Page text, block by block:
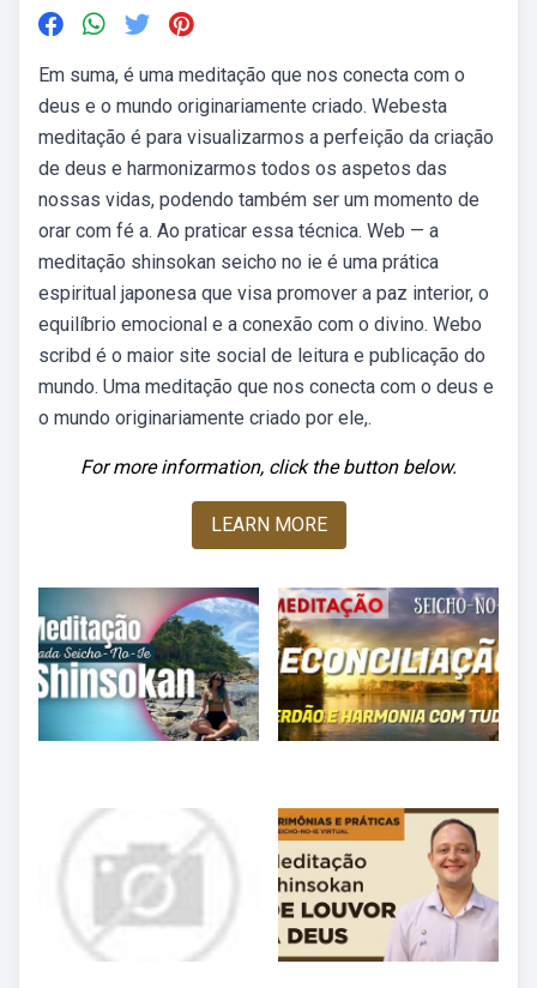
Em suma, é uma meditação que nos conecta com o
deus e o mundo originariamente criado. Webesta
meditação é para visualizarmos a perfeição da criação
de deus e harmonizarmos todos os aspetos das
nossas vidas, podendo também ser um momento de
orar com fé a. Ao praticar essa técnica. Web — a
meditação shinsokan seicho no ie é uma prática
espiritual japonesa que visa promover a paz interior, o
equilíbrio emocional e a conexão com o divino. Webo
scribd é o maior site social de leitura e publicação do
mundo. Uma meditação que nos conecta com o deus e
o mundo originariamente criado por ele,.
For more information, click the button below.
LEARN MORE